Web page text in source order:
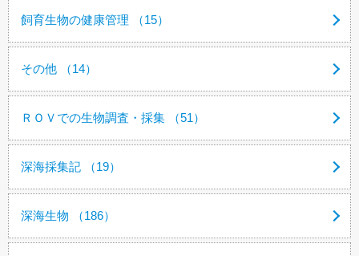
飼育生物の健康管理 （15）
その他 （14）
ＲＯＶでの生物調査・採集 （51）
深海採集記 （19）
深海生物 （186）